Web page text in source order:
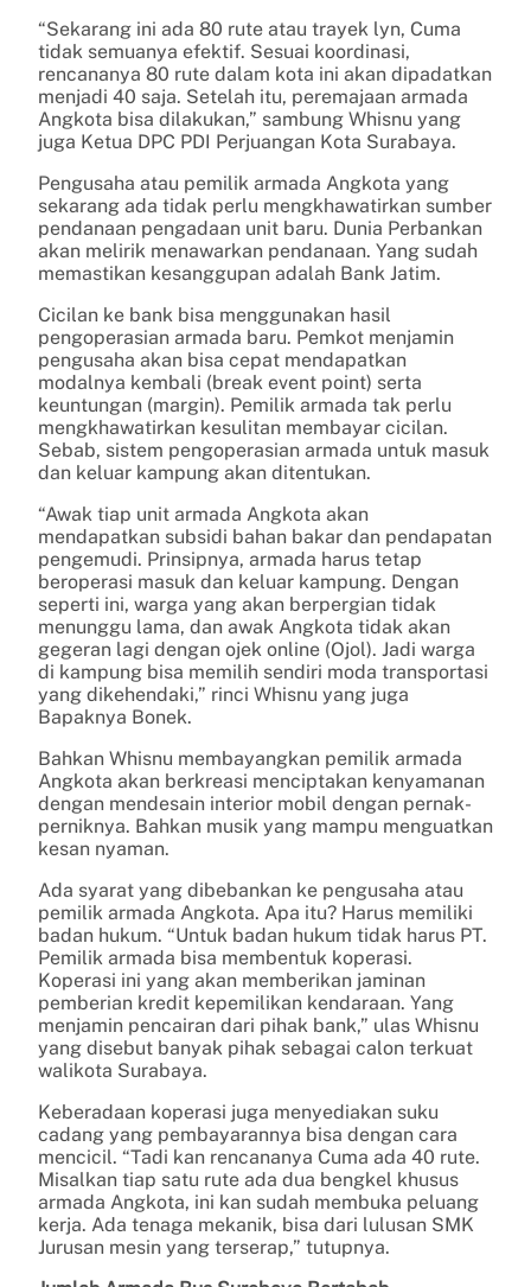
“Sekarang ini ada 80 rute atau trayek lyn, Cuma
tidak semuanya efektif. Sesuai koordinasi,
rencananya 80 rute dalam kota ini akan dipadatkan
menjadi 40 saja. Setelah itu, peremajaan armada
Angkota bisa dilakukan,” sambung Whisnu yang
juga Ketua DPC PDI Perjuangan Kota Surabaya.
Pengusaha atau pemilik armada Angkota yang
sekarang ada tidak perlu mengkhawatirkan sumber
pendanaan pengadaan unit baru. Dunia Perbankan
akan melirik menawarkan pendanaan. Yang sudah
memastikan kesanggupan adalah Bank Jatim.
Cicilan ke bank bisa menggunakan hasil
pengoperasian armada baru. Pemkot menjamin
pengusaha akan bisa cepat mendapatkan
modalnya kembali (break event point) serta
keuntungan (margin). Pemilik armada tak perlu
mengkhawatirkan kesulitan membayar cicilan.
Sebab, sistem pengoperasian armada untuk masuk
dan keluar kampung akan ditentukan.
“Awak tiap unit armada Angkota akan
mendapatkan subsidi bahan bakar dan pendapatan
pengemudi. Prinsipnya, armada harus tetap
beroperasi masuk dan keluar kampung. Dengan
seperti ini, warga yang akan berpergian tidak
menunggu lama, dan awak Angkota tidak akan
gegeran lagi dengan ojek online (Ojol). Jadi warga
di kampung bisa memilih sendiri moda transportasi
yang dikehendaki,” rinci Whisnu yang juga
Bapaknya Bonek.
Bahkan Whisnu membayangkan pemilik armada
Angkota akan berkreasi menciptakan kenyamanan
dengan mendesain interior mobil dengan pernak-
perniknya. Bahkan musik yang mampu menguatkan
kesan nyaman.
Ada syarat yang dibebankan ke pengusaha atau
pemilik armada Angkota. Apa itu? Harus memiliki
badan hukum. “Untuk badan hukum tidak harus PT.
Pemilik armada bisa membentuk koperasi.
Koperasi ini yang akan memberikan jaminan
pemberian kredit kepemilikan kendaraan. Yang
menjamin pencairan dari pihak bank,” ulas Whisnu
yang disebut banyak pihak sebagai calon terkuat
walikota Surabaya.
Keberadaan koperasi juga menyediakan suku
cadang yang pembayarannya bisa dengan cara
mencicil. “Tadi kan rencananya Cuma ada 40 rute.
Misalkan tiap satu rute ada dua bengkel khusus
armada Angkota, ini kan sudah membuka peluang
kerja. Ada tenaga mekanik, bisa dari lulusan SMK
Jurusan mesin yang terserap,” tutupnya.